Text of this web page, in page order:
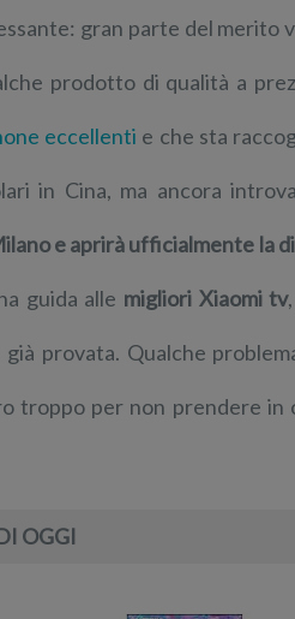
gran parte del merito
prodotto di qualità a
eccellenti e che sta
in Cina, ma ancora
e aprirà ufficialmente la
guida alle migliori Xiaomi tv
provata. Qualche
troppo per non prendere in
OGGI